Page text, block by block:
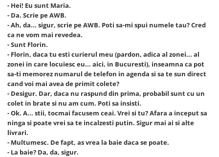
- Hei! Eu sunt Maria.
- Da. Scrie pe AWB.
- Ah, da... sigur, scrie pe AWB. Poti sa-mi spui numele tau? Cred
ca ne vom mai revedea.
- Sunt Florin.
- Florin, daca tu esti curierul meu (pardon, adica al zonei... al
zonei in care locuiesc eu... aici, in Bucuresti), inseamna ca pot
sa-ti memorez numarul de telefon in agenda si sa te sun direct
cand voi mai avea de primit colete?
- Desigur. Dar, daca nu raspund din prima, probabil sunt cu un
colet in brate si nu am cum. Poti sa insisti.
- Ok. A... stii, tocmai facusem ceai. Vrei si tu? Afara a inceput sa
ninga si poate vrei sa te incalzesti putin. Sigur mai ai si alte
livrari.
- Multumesc. De fapt, as vrea la baie daca se poate.
- La baie? Da, da, sigur.